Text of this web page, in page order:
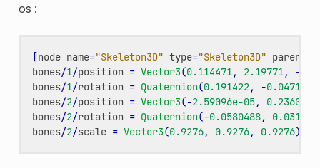
os :
[node name="Skeleton3D" type="Skeleton3D" parent
bones/1/position = Vector3(0.114471, 2.19771, -
bones/1/rotation = Quaternion(0.191422, -0.0471201
bones/2/position = Vector3(-2.59096e-05, 0.236002
bones/2/rotation = Quaternion(-0.0580488,
bones/2/scale = Vector3(0.9276, 0.9276, 0.9276)